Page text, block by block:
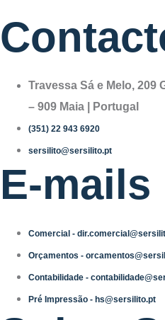
Travessa Sá e Melo, 209
– 909 Maia | Portugal
(351) 22 943 6920
sersilito@sersilito.pt
E-mails
Comercial -
Orçamentos -
Contabilidade -
Pré Impressão - hs@sersilito.pt